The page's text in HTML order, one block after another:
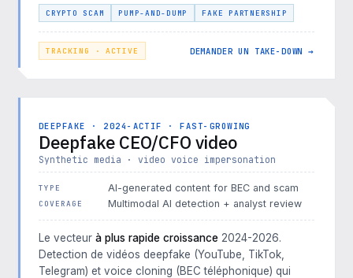
CRYPTO SCAM PUMP-AND-DUMP FAKE PARTNERSHIP
TRACKING · ACTIVE DEMANDER UN TAKE-DOWN →
DEEPFAKE · 2024-ACTIF · FAST-GROWING
Deepfake CEO/CFO video
Synthetic media · video voice impersonation
TYPE AI-generated content for BEC and scam
COVERAGE Multimodal AI detection + analyst review
Le vecteur à plus rapide croissance 2024-2026.
Detection de vidéos deepfake (YouTube, TikTok,
Telegram) et voice cloning (BEC téléphonique) qui